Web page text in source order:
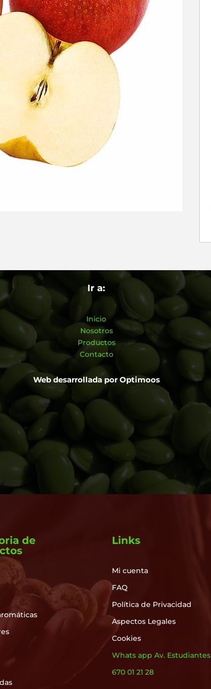
Ir a:
Inicio
Nosotros
Productos
Contacto
Web desarrollada porOptimoos
de
Links
Mi cuenta
FAQ
Política de Privacidad
Aspectos Legales
Cookies
Whats app Av. Estudiantes
670 01 21 28